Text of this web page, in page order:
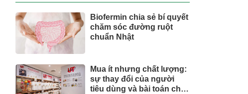
Biofermin chia sẻ bí quyết
chăm sóc đường ruột
chuẩn Nhật
Mua ít nhưng chất lượng:
sự thay đổi của người
tiêu dùng và bài toán cho